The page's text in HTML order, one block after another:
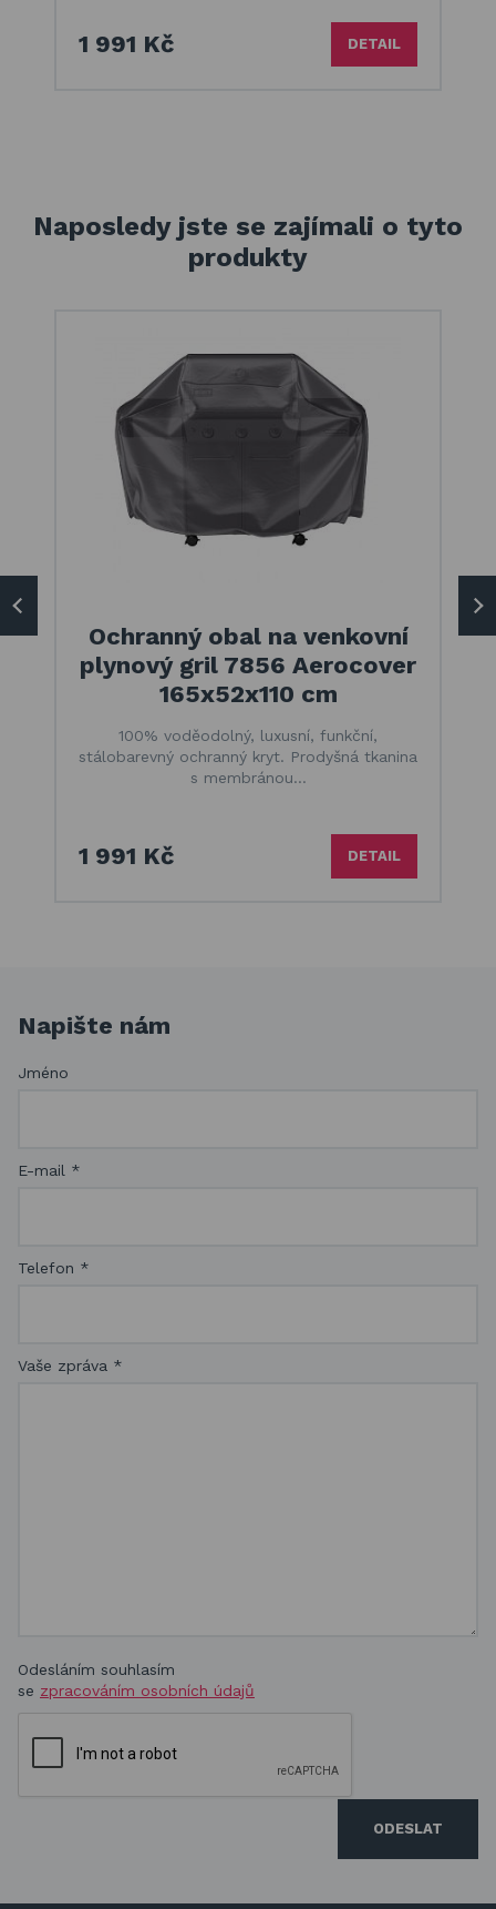
1 991 Kč DETAIL
Naposledy jste se zajímali o tyto
produkty
Ochranný obal na venkovní
plynový gril 7856 Aerocover
165x52x110 cm
100% voděodolný, luxusní, funkční,
stálobarevný ochranný kryt. Prodyšná tkanina
s membránou…
1 991 Kč DETAIL
Napište nám
Jméno
E-mail *
Telefon *
Vaše zpráva *
Odesláním souhlasím
se zpracováním osobních údajů
ODESLAT